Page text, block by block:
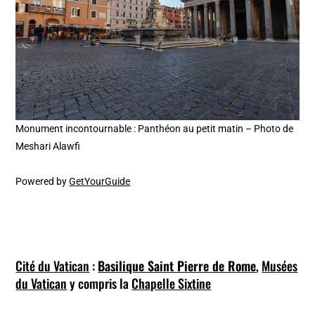
Monument incontournable : Panthéon au petit matin – Photo de
Meshari Alawfi
Powered byGetYourGuide
Cité du Vatican :Basilique Saint Pierre de Rome,Musées
du Vaticany compris laChapelle Sixtine